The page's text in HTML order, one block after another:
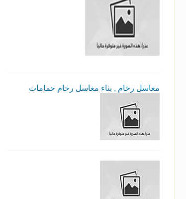
مغاسل رخام , بناء مغاسل رخام حمامات